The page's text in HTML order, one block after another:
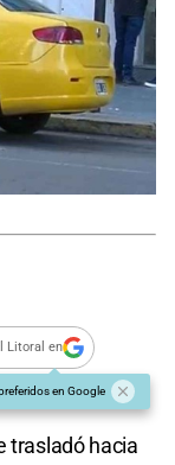
Litoral en
en Google
trasladó hacia